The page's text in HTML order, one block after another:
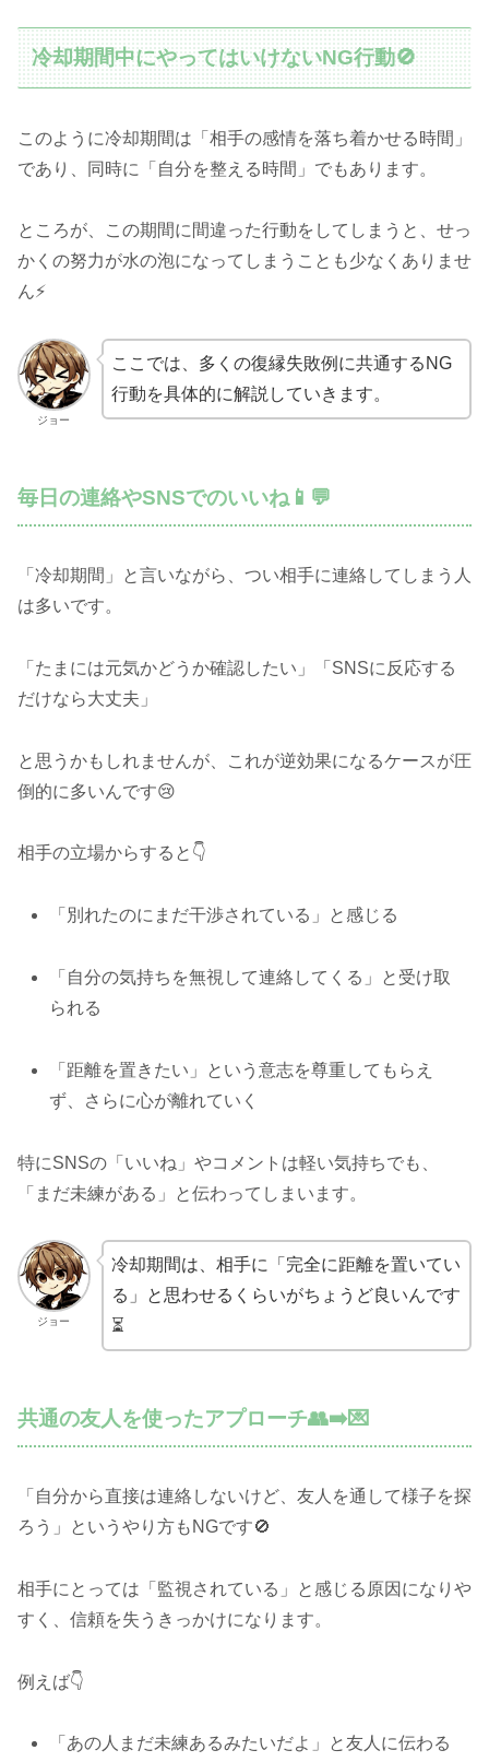
冷却期間中にやってはいけないNG行動🚫
このように冷却期間は「相手の感情を落ち着かせる時間」
であり、同時に「自分を整える時間」でもあります。
ところが、この期間に間違った行動をしてしまうと、せっ
かくの努力が水の泡になってしまうことも少なくありませ
ん⚡
ジョー
ここでは、多くの復縁失敗例に共通するNG
行動を具体的に解説していきます。
毎日の連絡やSNSでのいいね📱💬
「冷却期間」と言いながら、つい相手に連絡してしまう人
は多いです。
「たまには元気かどうか確認したい」「SNSに反応する
だけなら大丈夫」
と思うかもしれませんが、これが逆効果になるケースが圧
倒的に多いんです😢
相手の立場からすると👇
「別れたのにまだ干渉されている」と感じる
「自分の気持ちを無視して連絡してくる」と受け取
られる
「距離を置きたい」という意志を尊重してもらえ
ず、さらに心が離れていく
特にSNSの「いいね」やコメントは軽い気持ちでも、
「まだ未練がある」と伝わってしまいます。
ジョー
冷却期間は、相手に「完全に距離を置いてい
る」と思わせるくらいがちょうど良いんです
⏳
共通の友人を使ったアプローチ👥➡️💌
「自分から直接は連絡しないけど、友人を通して様子を探
ろう」というやり方もNGです🚫
相手にとっては「監視されている」と感じる原因になりや
すく、信頼を失うきっかけになります。
例えば👇
「あの人まだ未練あるみたいだよ」と友人に伝わる